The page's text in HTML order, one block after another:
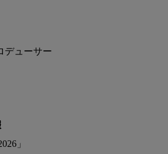
デューサー
」